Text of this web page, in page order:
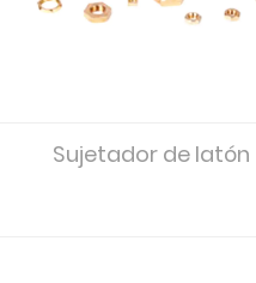
Sujetador de latón